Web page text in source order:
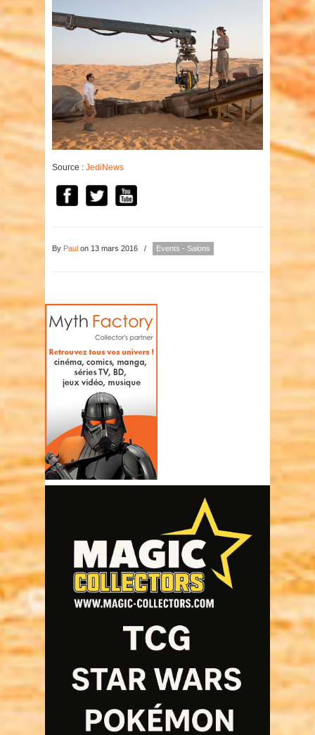
Source : JediNews
By Paul on 13 mars 2016 / Events - Salons